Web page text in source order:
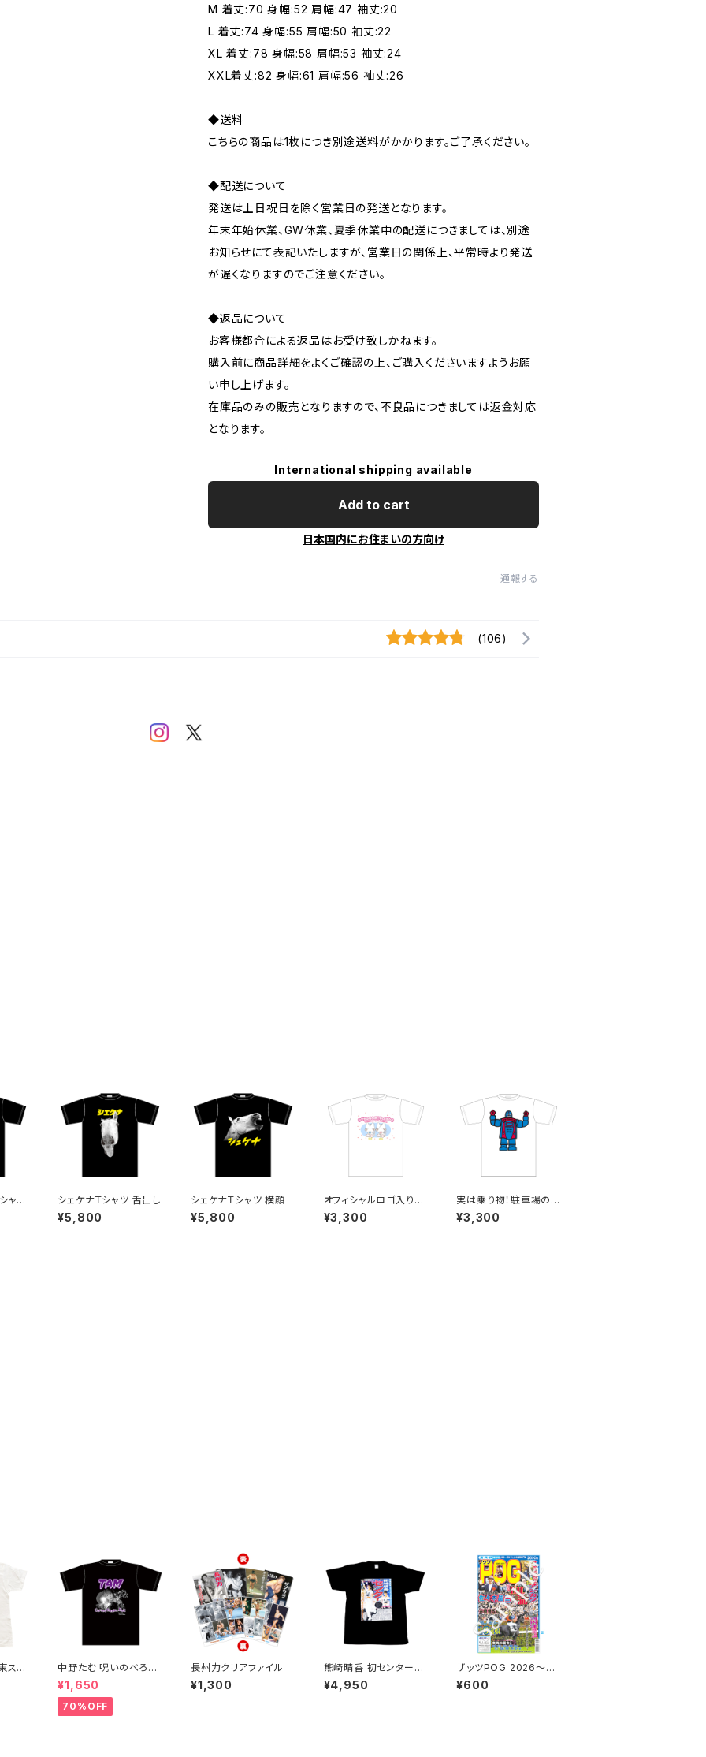
M 着丈:70 身幅:52 肩幅:47 袖丈:20
L 着丈:74 身幅:55 肩幅:50 袖丈:22
XL 着丈:78 身幅:58 肩幅:53 袖丈:24
XXL着丈:82 身幅:61 肩幅:56 袖丈:26
◆送料
こちらの商品は1枚につき別途送料がかかります。ご了承ください。
◆配送について
発送は土日祝日を除く営業日の発送となります。
年末年始休業、GW休業、夏季休業中の配送につきましては、別途
お知らせにて表記いたしますが、営業日の関係上、平常時より発送
が遅くなりますのでご注意ください。
◆返品について
お客様都合による返品はお受け致しかねます。
購入前に商品詳細をよくご確認の上、ご購入くださいますようお願
い申し上げます。
在庫品のみの販売となりますので、不良品につきましては返金対応
となります。
International shipping available
Add to cart
日本国内にお住まいの方向け
通報する
(106)
ャウ シェケナＴシャツ 舌出し
¥5,800
シェケナＴシャツ 横顔
¥5,800
オフィシャルロゴ入り･
ベビーホワイトタイガー
Tシャツ
¥3,300
実は乗り物！駐車場の
番人ロボTシャツ
¥3,300
スポ
中野たむ 呪いのべろ人
形Tシャツ
¥1,650
70%OFF
長州力クリアファイル
¥1,300
熊崎晴香 初センター記
念 １面風Tシャツ ブラ
ック/紙面風
¥4,950
ザッツPOG 2026～20
27
¥600